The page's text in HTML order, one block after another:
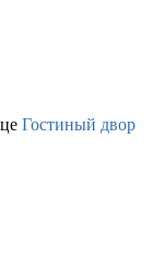
Гостиный двор